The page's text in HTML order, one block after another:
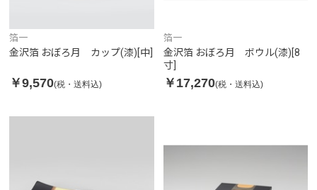
箔一
金沢箔 おぼろ月 カップ(漆)[中]
￥9,570(税・送料込)
箔一
金沢箔 おぼろ月 ボウル(漆)[8
寸]
￥17,270(税・送料込)